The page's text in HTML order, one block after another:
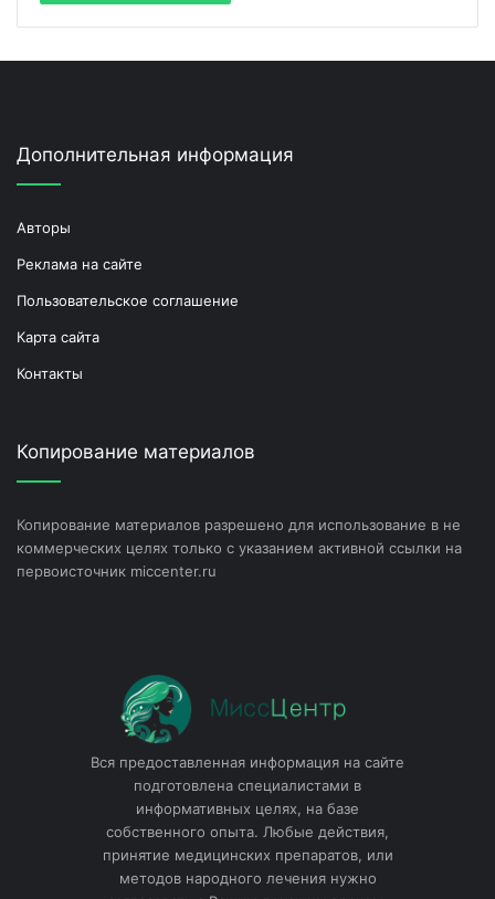
Дополнительная информация
Авторы
Реклама на сайте
Пользовательское соглашение
Карта сайта
Контакты
Копирование материалов
Копирование материалов разрешено для использование в не
коммерческих целях только с указанием активной ссылки на
первоисточник miccenter.ru
Вся предоставленная информация на сайте
подготовлена специалистами в
информативных целях, на базе
собственного опыта. Любые действия,
принятие медицинских препаратов, или
методов народного лечения нужно